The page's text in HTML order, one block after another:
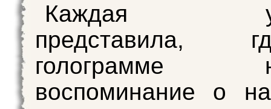
Каждая
представила,
голограмме
воспоминание о